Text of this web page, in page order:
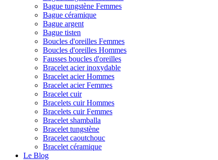
Bague tungstène Femmes
Bague céramique
Bague argent
Bague tisten
Boucles d'oreilles Femmes
Boucles d'oreilles Hommes
Fausses boucles d'oreilles
Bracelet acier inoxydable
Bracelet acier Hommes
Bracelet acier Femmes
Bracelet cuir
Bracelets cuir Hommes
Bracelets cuir Femmes
Bracelet shamballa
Bracelet tungstène
Bracelet caoutchouc
Bracelet céramique
Le Blog